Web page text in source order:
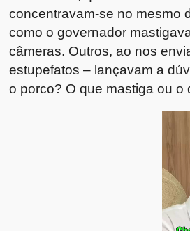
concentravam-se no mesmo
como o governador
câmeras. Outros, ao nos
estupefatos – lançavam a
o porco? O que mastiga ou o